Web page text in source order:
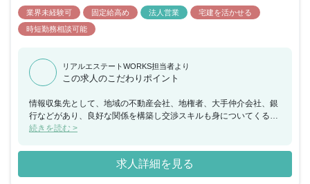
業界未経験可 固定給高め 法人営業
宅建を活かせる
時短勤務相談可能
リアルエステートWORKS担当者より
この求人のこだわりポイント
情報収集先として、地域の不動産会社、地権者、大手仲介会社、銀
行などがあり、良好な関係を構築し交渉スキルも身についてくると
成績に応じ、年3回の賞与の他にインセンティブにも反映されるの
続きを読む >
求人詳細を見る